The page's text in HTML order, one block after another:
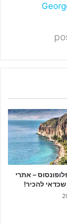
– אתרי
שכדאי להכיר!